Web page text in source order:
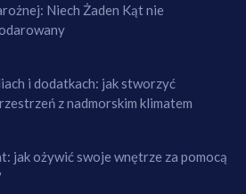
Niech Żaden Kąt nie
i dodatkach: jak stworzyć
z nadmorskim klimatem
jak ożywić swoje wnętrze za pomocą